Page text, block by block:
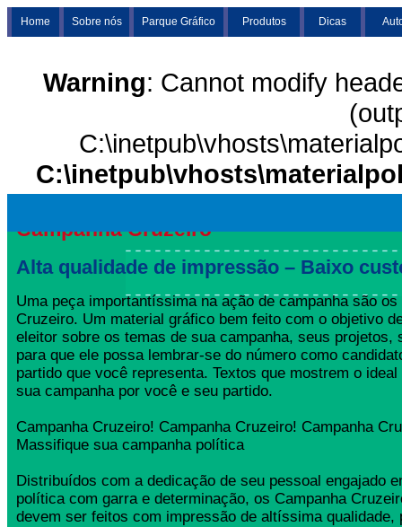
Home Sobre nós Parque Gráfico Produtos Dicas
Warning: Cannot modify
Campanha Cruzeiro
Alta qualidade de impressão – Baixo
Uma peça importantíssima na ação de campanha são os
Cruzeiro. Um material gráfico bem feito com o objetivo
eleitor sobre os temas de sua campanha, seus projetos,
para que ele possa lembrar-se do número como
partido que você representa. Textos que mostrem o ideal
sua campanha por você e seu partido.
Campanha Cruzeiro! Campanha Cruzeiro! Campanha
Massifique sua campanha política
Distribuídos com a dedicação de seu pessoal engajado
política com garra e determinação, os Campanha
devem ser feitos com impressão de altíssima qualidade,